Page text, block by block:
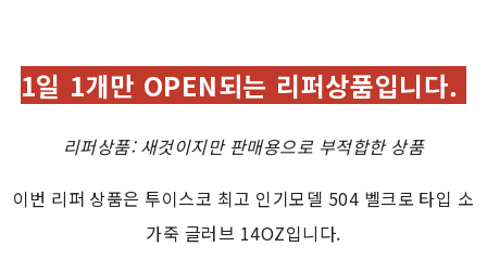
1일 1개만 OPEN되는 리퍼상품입니다.
리퍼상품: 새것이지만 판매용으로 부적합한 상품
이번 리퍼 상품은 투이스코 최고 인기모델 504 벨크로 타입 소
가죽 글러브 14OZ입니다.